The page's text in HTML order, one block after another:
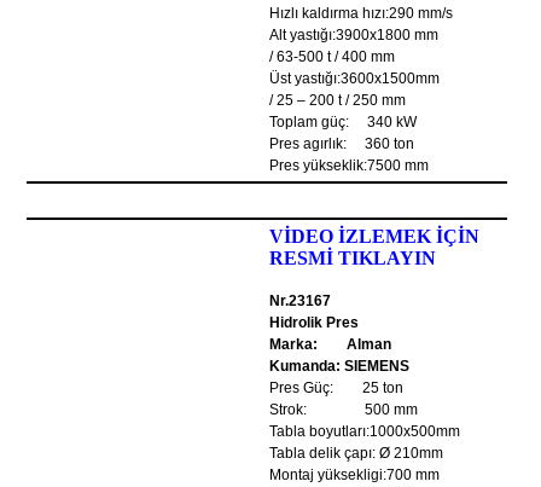
Hızlı kaldırma hızı:290 mm/s
Alt yastığı:3900x1800 mm
/ 63-500 t / 400 mm
Üst yastığı:3600x1500mm
/ 25 – 200 t / 250 mm
Toplam güç: 340 kW
Pres agırlık: 360 ton
Pres yükseklik:7500 mm
VİDEO İZLEMEK İÇİN
RESMİ TIKLAYIN
Nr.23167
Hidrolik Pres
Marka: Alman
Kumanda: SIEMENS
Pres Güç: 25 ton
Strok: 500 mm
Tabla boyutları:1000x500mm
Tabla delik çapı: Ø 210mm
Montaj yüksekligi:700 mm